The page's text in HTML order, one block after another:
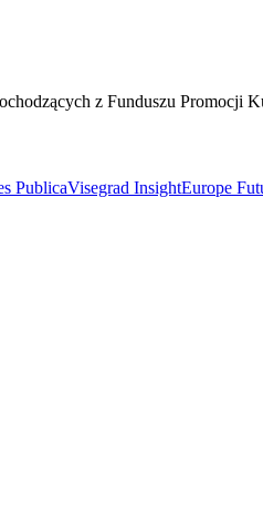
z Funduszu Promocji
PublicaVisegrad InsightEurope